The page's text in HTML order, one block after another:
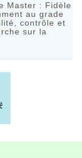
Master : Fidèle
au grade
contrôle et
sur la